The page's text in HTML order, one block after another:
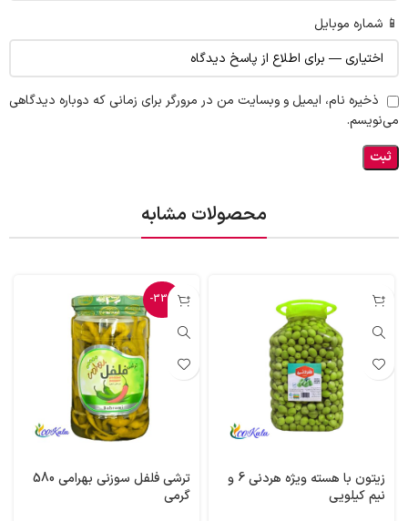
📱 شماره موبایل
ذخیره نام، ایمیل و وبسایت من در مرورگر برای زمانی که دوباره دیدگاهی
می‌نویسم.
محصولات مشابه
زیتون با هسته ویژه هردنی 6 و
نیم کیلویی
-33%
ترشی فلفل سوزنی بهرامی 580
گرمی